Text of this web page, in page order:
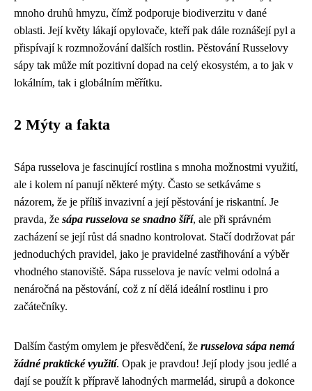
mnoho druhů hmyzu, čímž podporuje biodiverzitu v dané
oblasti. Její květy lákají opylovače, kteří pak dále roznášejí pyl a
přispívají k rozmnožování dalších rostlin. Pěstování Russelovy
sápy tak může mít pozitivní dopad na celý ekosystém, a to jak v
lokálním, tak i globálním měřítku.
2 Mýty a fakta
Sápa russelova je fascinující rostlina s mnoha možnostmi využití,
ale i kolem ní panují některé mýty. Často se setkáváme s
názorem, že je příliš invazivní a její pěstování je riskantní. Je
pravda, že sápa russelova se snadno šíří, ale při správném
zacházení se její růst dá snadno kontrolovat. Stačí dodržovat pár
jednoduchých pravidel, jako je pravidelné zastřihování a výběr
vhodného stanoviště. Sápa russelova je navíc velmi odolná a
nenáročná na pěstování, což z ní dělá ideální rostlinu i pro
začátečníky.
Dalším častým omylem je přesvědčení, že russelova sápa nemá
žádné praktické využití. Opak je pravdou! Její plody jsou jedlé a
dají se použít k přípravě lahodných marmelád, sirupů a dokonce